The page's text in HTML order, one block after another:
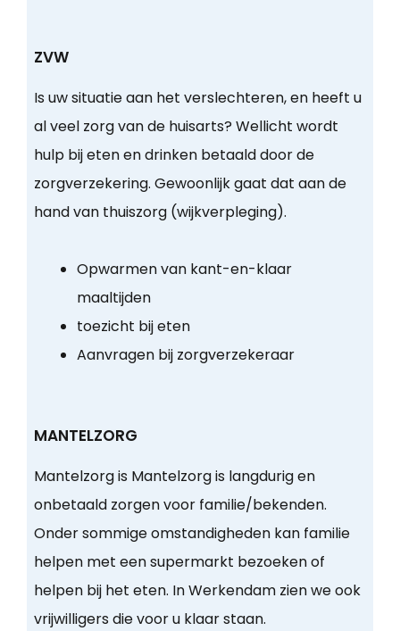
ZVW
Is uw situatie aan het verslechteren, en heeft u
al veel zorg van de huisarts? Wellicht wordt
hulp bij eten en drinken betaald door de
zorgverzekering. Gewoonlijk gaat dat aan de
hand van thuiszorg (wijkverpleging).
Opwarmen van kant-en-klaar
maaltijden
toezicht bij eten
Aanvragen bij zorgverzekeraar
MANTELZORG
Mantelzorg is Mantelzorg is langdurig en
onbetaald zorgen voor familie/bekenden.
Onder sommige omstandigheden kan familie
helpen met een supermarkt bezoeken of
helpen bij het eten. In Werkendam zien we ook
vrijwilligers die voor u klaar staan.